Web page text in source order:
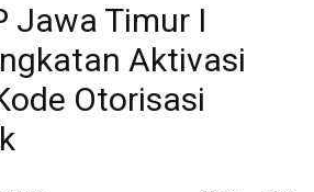
Jawa Timur I
Aktivasi
Otorisasi